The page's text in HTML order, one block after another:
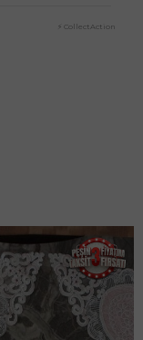
⚡ CollectAction